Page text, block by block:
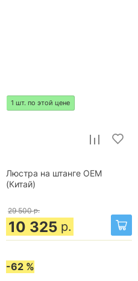
1 шт. по этой цене
Люстра на штанге OEM
(Китай)
29 500 р.
10 325 р.
-62 %